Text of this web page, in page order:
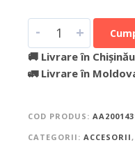
- +
🚚 Livrare în
🚛 Livrare în
COD PRODUS:
CATEGORII: ACCESORII ,